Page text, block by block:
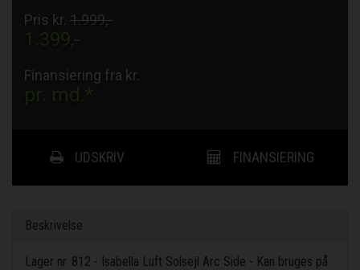
Pris kr. 1.999,-
1.399,-
Finansiering fra kr.
pr. md.*
UDSKRIV FINANSIERING
Beskrivelse
Lager nr. 812 - Isabella Luft Solsejl Arc Side - Kan bruges på